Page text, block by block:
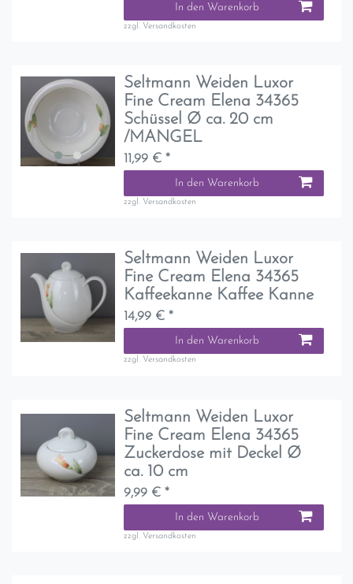
In den Warenkorb
zzgl. Versandkosten
Seltmann Weiden Luxor
Fine Cream Elena 34365
Schüssel Ø ca. 20 cm
/MANGEL
11,99 € *
In den Warenkorb
zzgl. Versandkosten
Seltmann Weiden Luxor
Fine Cream Elena 34365
Kaffeekanne Kaffee Kanne
14,99 € *
In den Warenkorb
zzgl. Versandkosten
Seltmann Weiden Luxor
Fine Cream Elena 34365
Zuckerdose mit Deckel Ø
ca. 10 cm
9,99 € *
In den Warenkorb
zzgl. Versandkosten